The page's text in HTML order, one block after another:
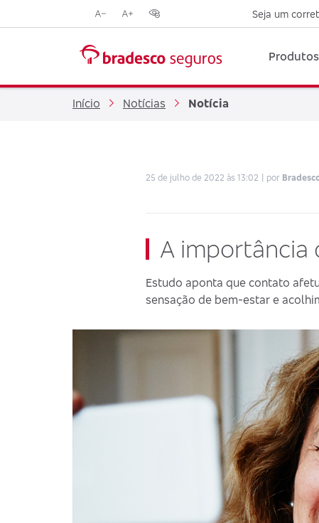
Reduzir
da
fonte
Aumentar
da
fonte
Opções
visual
Seja um
Início Notícias Notícia
25 de julho de 2022 às 13:02 por
A importância
Estudo aponta que contato
sensação de bem-estar e